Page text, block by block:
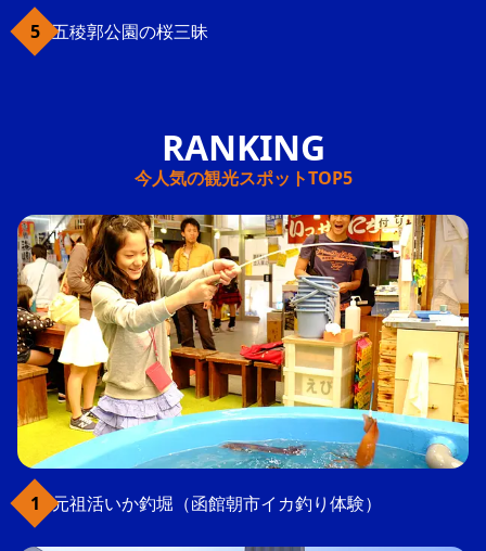
五稜郭公園の桜三昧
今人気の観光スポットTOP5
元祖活いか釣堀（函館朝市イカ釣り体験）